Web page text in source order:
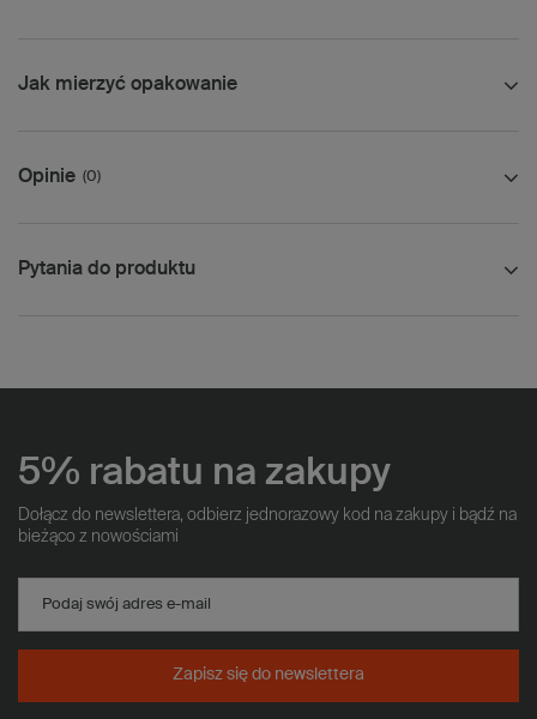
Jak mierzyć opakowanie
Opinie (0)
Pytania do produktu
5% rabatu na zakupy
Dołącz do newslettera, odbierz jednorazowy kod na zakupy i bądź na
bieżąco z nowościami
Podaj swój adres e-mail
Zapisz się do newslettera